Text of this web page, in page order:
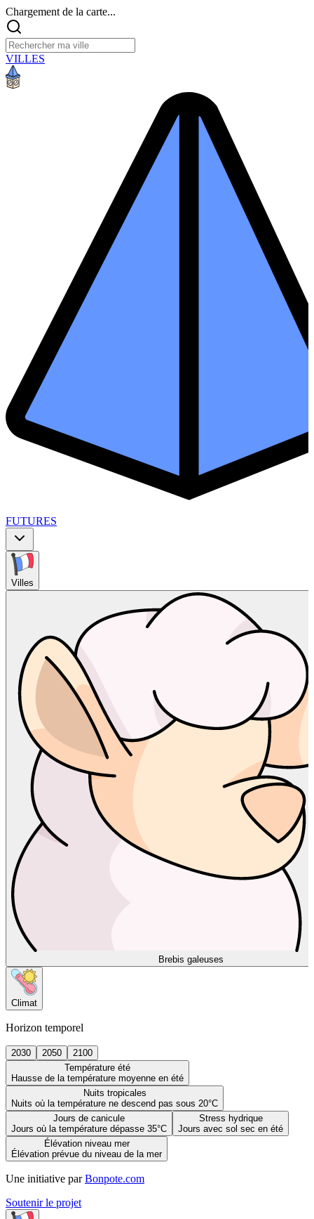
Chargement de la carte...
VILLES
FUTURES
Villes
Brebis galeuses
Climat
Horizon temporel
2030 2050
2100
Température été
Hausse de la température moyenne en été
Nuits tropicales
Nuits où la température ne descend pas sous 20°C
Jours de canicule
Jours où la température dépasse 35°C
Stress hydrique
Jours avec sol sec en été
Élévation niveau mer
Élévation prévue du niveau de la mer
Une initiative par Bonpote.com
Soutenir le projet